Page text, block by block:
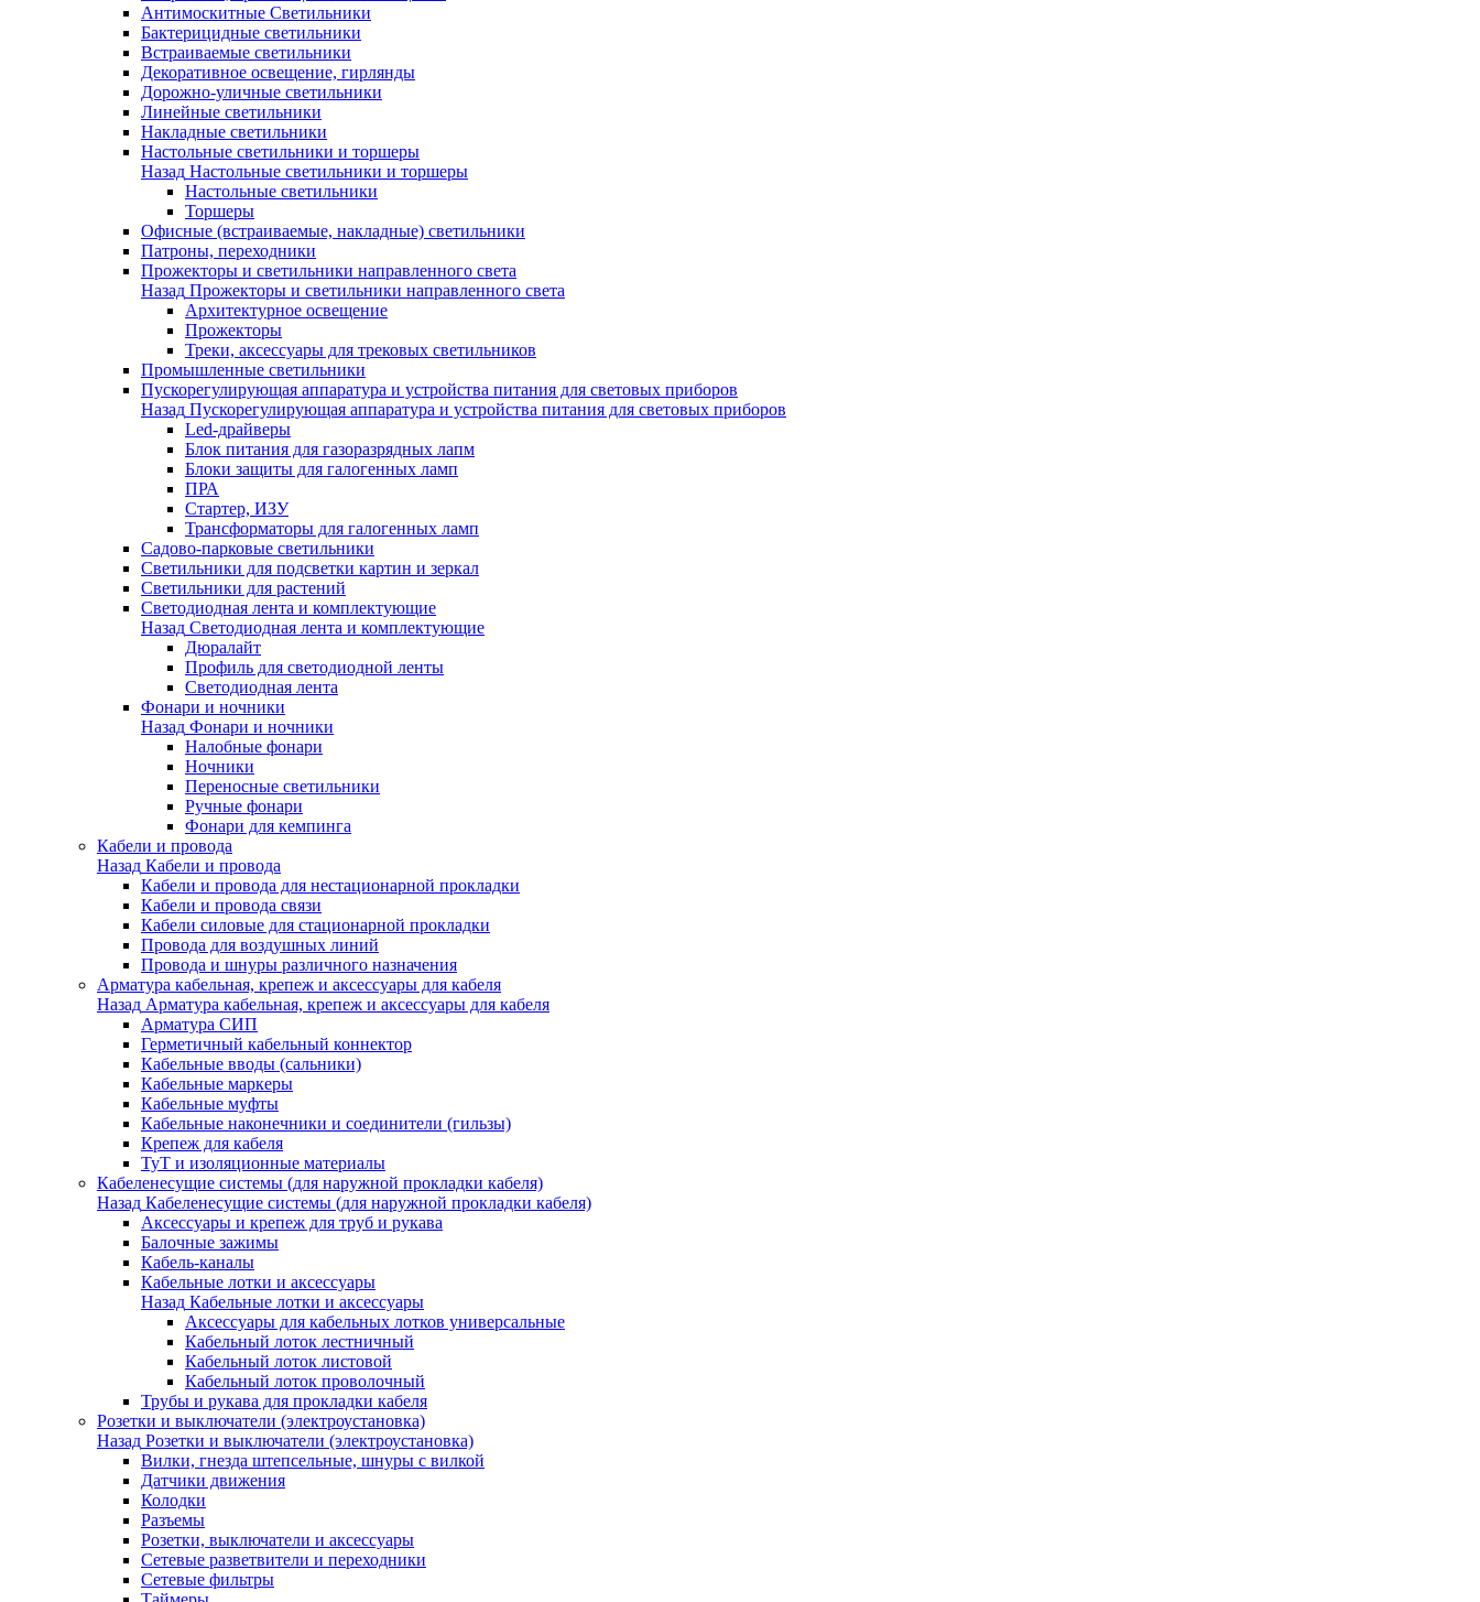
Антимоскитные Светильники
Бактерицидные светильники
Встраиваемые светильники
Декоративное освещение, гирлянды
Дорожно-уличные светильники
Линейные светильники
Накладные светильники
Настольные светильники и торшеры
Назад Настольные светильники и торшеры
Настольные светильники
Торшеры
Офисные (встраиваемые, накладные) светильники
Патроны, переходники
Прожекторы и светильники направленного света
Назад Прожекторы и светильники направленного света
Архитектурное освещение
Прожекторы
Треки, аксессуары для трековых светильников
Промышленные светильники
Пускорегулирующая аппаратура и устройства питания для световых приборов
Назад Пускорегулирующая аппаратура и устройства питания для световых приборов
Led-драйверы
Блок питания для газоразрядных лапм
Блоки защиты для галогенных ламп
ПРА
Стартер, ИЗУ
Трансформаторы для галогенных ламп
Садово-парковые светильники
Светильники для подсветки картин и зеркал
Светильники для растений
Светодиодная лента и комплектующие
Назад Светодиодная лента и комплектующие
Дюралайт
Профиль для светодиодной ленты
Светодиодная лента
Фонари и ночники
Назад Фонари и ночники
Налобные фонари
Ночники
Переносные светильники
Ручные фонари
Фонари для кемпинга
Кабели и провода
Назад Кабели и провода
Кабели и провода для нестационарной прокладки
Кабели и провода связи
Кабели силовые для стационарной прокладки
Провода для воздушных линий
Провода и шнуры различного назначения
Арматура кабельная, крепеж и аксессуары для кабеля
Назад Арматура кабельная, крепеж и аксессуары для кабеля
Арматура СИП
Герметичный кабельный коннектор
Кабельные вводы (сальники)
Кабельные маркеры
Кабельные муфты
Кабельные наконечники и соединители (гильзы)
Крепеж для кабеля
ТуТ и изоляционные материалы
Кабеленесущие системы (для наружной прокладки кабеля)
Назад Кабеленесущие системы (для наружной прокладки кабеля)
Аксессуары и крепеж для труб и рукава
Балочные зажимы
Кабель-каналы
Кабельные лотки и аксессуары
Назад Кабельные лотки и аксессуары
Аксессуары для кабельных лотков универсальные
Кабельный лоток лестничный
Кабельный лоток листовой
Кабельный лоток проволочный
Трубы и рукава для прокладки кабеля
Розетки и выключатели (электроустановка)
Назад Розетки и выключатели (электроустановка)
Вилки, гнезда штепсельные, шнуры с вилкой
Датчики движения
Колодки
Разъемы
Розетки, выключатели и аксессуары
Сетевые разветвители и переходники
Сетевые фильтры